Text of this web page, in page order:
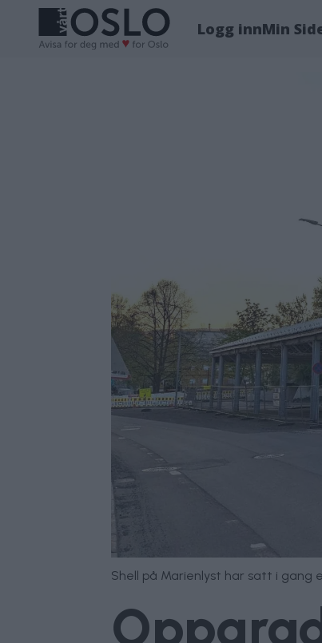
Logg innMin
Shell på Marienlyst har satt i gang